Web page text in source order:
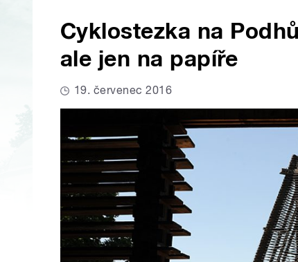
Cyklostezka na
ale jen na papíře
19. červenec 2016